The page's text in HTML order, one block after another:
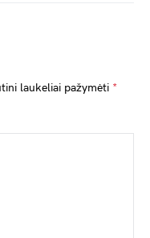
laukeliai pažymėti *